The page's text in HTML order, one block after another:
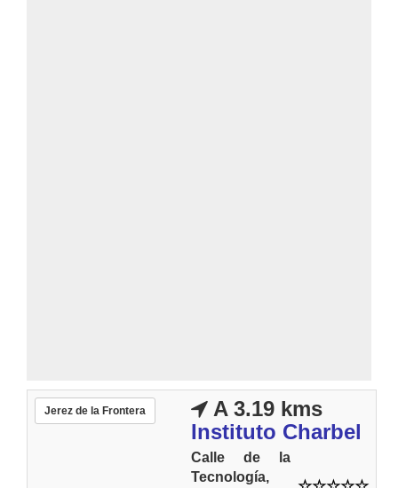
Jerez de la Frontera
A 3.19 kms
Instituto Charbel
Calle de la
Tecnología,